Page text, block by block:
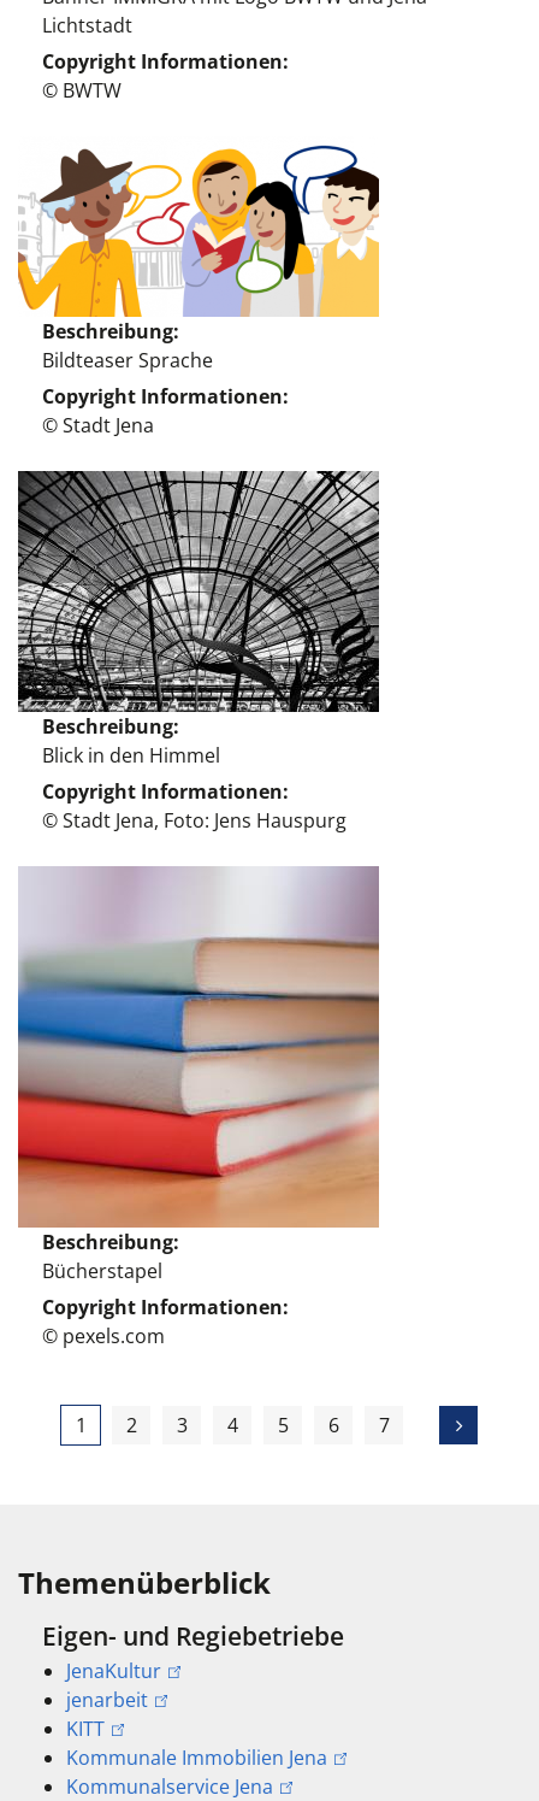
Lichtstadt
Copyright Informationen
© BWTW
Beschreibung
Bildteaser Sprache
Copyright Informationen
© Stadt Jena
Beschreibung
Blick in den Himmel
Copyright Informationen
© Stadt Jena, Foto: Jens Hauspurg
Beschreibung
Bücherstapel
Copyright Informationen
© pexels.com
1 2 3 4 5 6 7
Themenüberblick
Eigen- und Regiebetriebe
JenaKultur
jenarbeit
KITT
Kommunale Immobilien Jena
Kommunalservice Jena